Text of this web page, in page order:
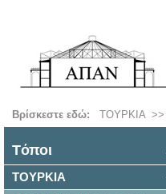
Βρίσκεστε εδώ: ΤΟΥΡΚΙΑ>>
Tόποι
ΤΟΥΡΚΙΑ